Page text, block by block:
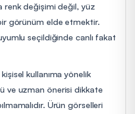
renk değişimi değil, yüz
görünüm elde etmektir.
seçildiğinde canlı fakat
kullanıma yönelik
ve uzman önerisi dikkate
Ürün görselleri